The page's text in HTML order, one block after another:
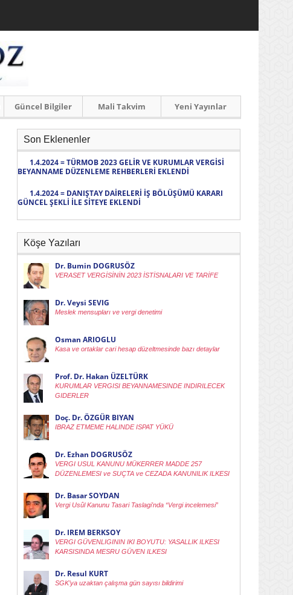
Güncel Bilgiler Mali Takvim Yeni Yayınlar
Son Eklenenler
1.4.2024 = TÜRMOB 2023 GELİR VE KURUMLAR VERGİSİ
BEYANNAME DÜZENLEME REHBERLERİ EKLENDİ
1.4.2024 = DANIŞTAY DAİRELERİ İŞ BÖLÜŞÜMÜ KARARI
GÜNCEL ŞEKLİ İLE SİTEYE EKLENDİ
Köşe Yazıları
Dr. Bumin DOGRUSÖZ
VERASET VERGİSİNİN 2023 İSTİSNALARI VE TARİFE
Dr. Veysi SEVIG
Meslek mensupları ve vergi denetimi
Osman ARIOGLU
Kasa ve ortaklar cari hesap düzeltmesinde bazı detaylar
Prof. Dr. Hakan ÜZELTÜRK
KURUMLAR VERGISI BEYANNAMESINDE INDIRILECEK
GIDERLER
Doç. Dr. ÖZGÜR BIYAN
IBRAZ ETMEME HALINDE ISPAT YÜKÜ
Dr. Ezhan DOGRUSÖZ
VERGI USUL KANUNU MÜKERRER MADDE 257
DÜZENLEMESI ve SUÇTA ve CEZADA KANUNILIK ILKESI
Dr. Basar SOYDAN
Vergi Usûl Kanunu Tasari Taslagi'nda “Vergi incelemesi”
Dr. IREM BERKSOY
VERGI GÜVENLIGININ IKI BOYUTU: YASALLIK ILKESI
KARSISINDA MESRU GÜVEN ILKESI
Dr. Resul KURT
SGK’ya uzaktan çalışma gün sayısı bildirimi